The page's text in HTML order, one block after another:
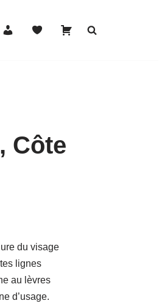
HOVER
Côte
du visage
lignes
au lèvres
d’usage.